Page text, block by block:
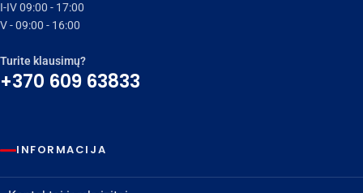
I-IV 09:00 - 17:00
V - 09:00 - 16:00
Turite klausimų?
+370 609 63833
INFORMACIJA